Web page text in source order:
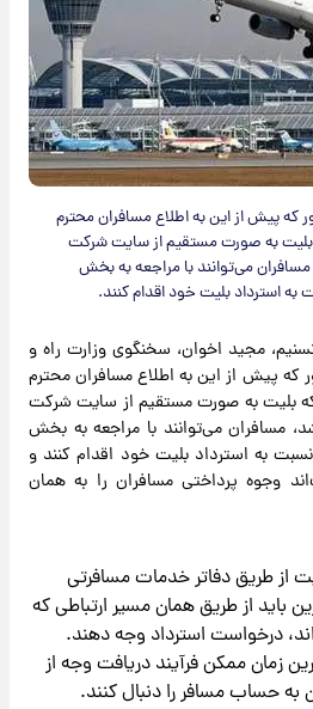
که پیش از این به اطلاع مسافران محترم
بلیت به صورت مستقیم از سایت شرکت
می‌توانند با مراجعه به بخش
استرداد بلیت خود اقدام کنند.
مجید اخوان، سخنگوی وزارت راه و
که پیش از این به اطلاع مسافران محترم
بلیت به صورت مستقیم از سایت شرکت
مسافران می‌توانند با مراجعه به بخش
به استرداد بلیت خود اقدام کنند و
وجوه پرداختی مسافران را به همان
از طریق دفاتر خدمات مسافرتی
باید از طریق همان مسیر ارتباطی که
درخواست استرداد وجه دهند.
زمان ممکن فرآیند دریافت وجه از
به حساب مسافر را دنبال کنند.